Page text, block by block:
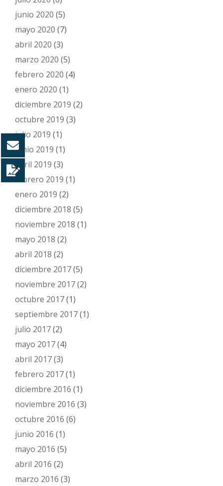
junio 2020 (5)
mayo 2020 (7)
abril 2020 (3)
marzo 2020 (5)
febrero 2020 (4)
enero 2020 (1)
diciembre 2019 (2)
octubre 2019 (3)
julio 2019 (1)
junio 2019 (1)
abril 2019 (3)
febrero 2019 (1)
enero 2019 (2)
diciembre 2018 (5)
noviembre 2018 (1)
mayo 2018 (2)
abril 2018 (2)
diciembre 2017(5)
noviembre 2017(2)
octubre 2017(1)
septiembre 2017(1)
julio 2017(2)
mayo 2017(4)
abril 2017(3)
febrero 2017(1)
diciembre 2016 (1)
noviembre 2016 (3)
octubre 2016 (6)
junio 2016 (1)
mayo 2016 (5)
abril 2016 (2)
marzo 2016 (3)